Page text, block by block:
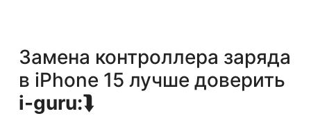
Замена контроллера заряда
в iPhone 15 лучше доверить
i-guru:⮯